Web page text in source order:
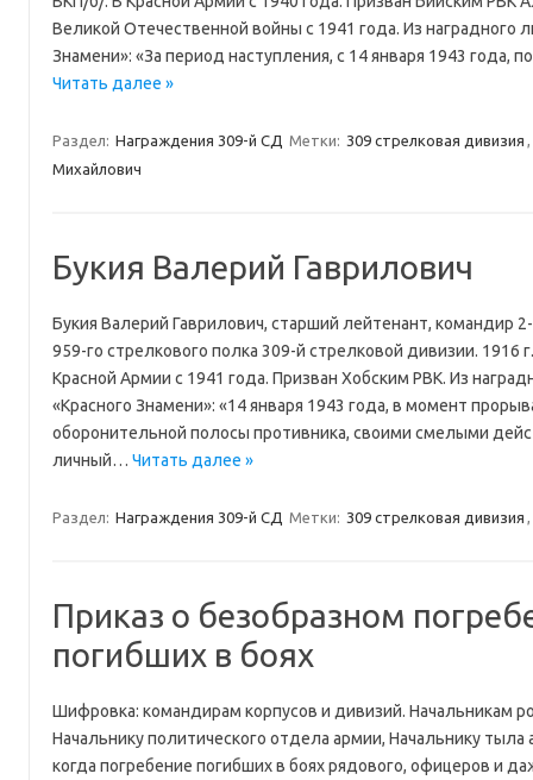
Великой Отечественной войны с 1941 года. Из наградного
Знамени»: «За период наступления, с 14 января 1943 года,
Читать далее »
Раздел: Награждения 309-й СД Метки: 309 стрелковая дивизия ,
Михайлович
Букия Валерий Гаврилович
Букия Валерий Гаврилович, старший лейтенант, командир
959-го стрелкового полка 309-й стрелковой дивизии. 1916
Красной Армии с 1941 года. Призван Хобским РВК. Из
«Красного Знамени»: «14 января 1943 года, в момент
оборонительной полосы противника, своими смелыми
личный… Читать далее »
Раздел: Награждения 309-й СД Метки: 309 стрелковая дивизия ,
Приказ о безобразном
погибших в боях
Шифровка: командирам корпусов и дивизий. Начальникам
Начальнику политического отдела армии, Начальнику
когда погребение погибших в боях рядового, офицеров и